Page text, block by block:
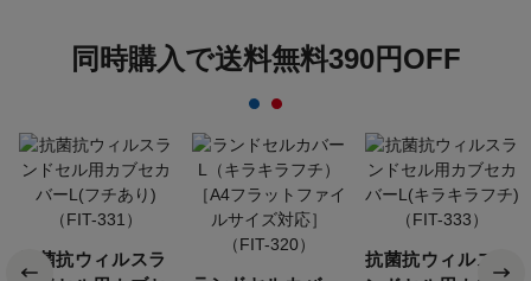
同時購入で送料無料390円OFF
抗菌抗ウィルスラ
抗菌抗ウィルスラ